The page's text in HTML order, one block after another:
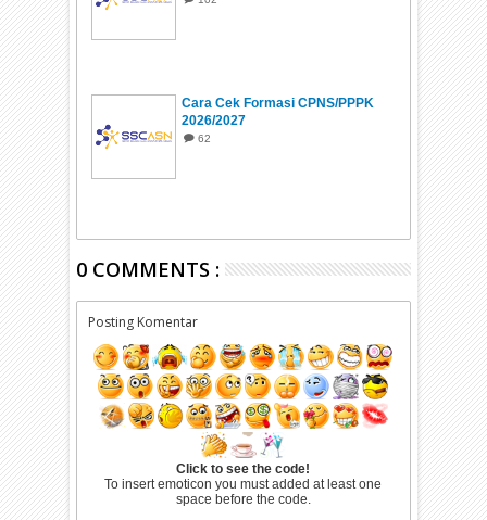
Cara Cek Formasi CPNS/PPPK
2026/2027
62
0 COMMENTS :
Posting Komentar
Click to see the code!
To insert emoticon you must added at least one
space before the code.